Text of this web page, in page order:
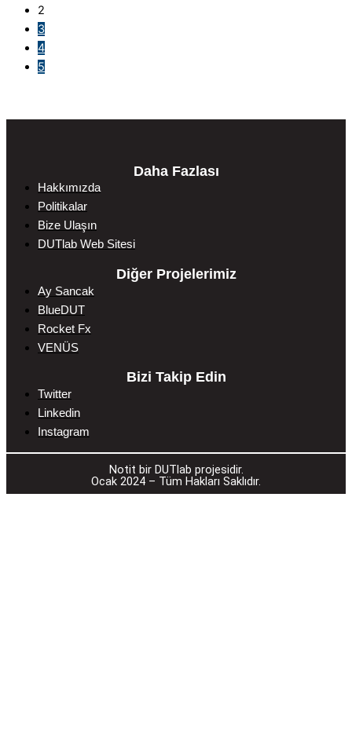
2
3
4
5
Daha Fazlası
Hakkımızda
Politikalar
Bize Ulaşın
DUTlab Web Sitesi
Diğer Projelerimiz
Ay Sancak
BlueDUT
Rocket Fx
VENÜS
Bizi Takip Edin
Twitter
Linkedin
Instagram
Notit bir DUTlab projesidir.
Ocak 2024 – Tüm Hakları Saklıdır.